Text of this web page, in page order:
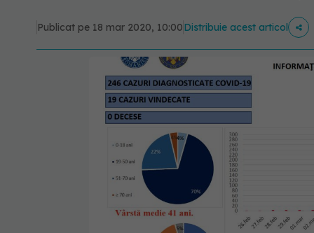
Publicat pe 18 mar 2020, 10:00Distribuie acest articol